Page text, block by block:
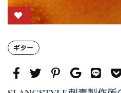
ギター